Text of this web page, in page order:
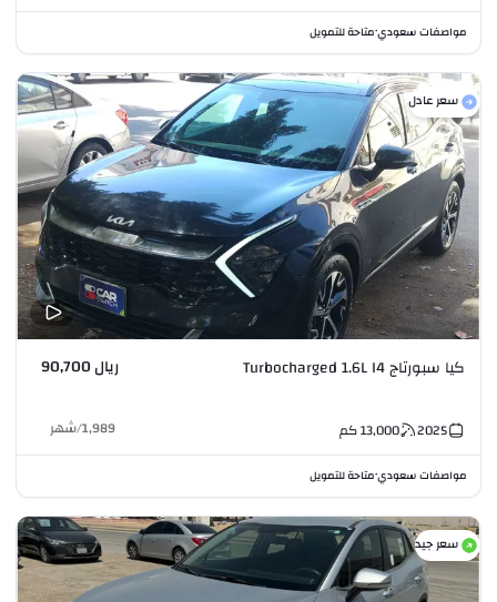
مواصفات سعودي•متاحة للتمويل
سعر عادل
كيا سبورتاج Turbocharged 1.6L I4 ريال 90,700
2025
13,000كم 1,989
/شهر
مواصفات سعودي•متاحة للتمويل
سعر جيد